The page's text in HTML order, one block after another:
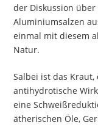
der Diskussion
Aluminiumsalzen
einmal mit diesem
Natur.
Salbei ist das
antihydrotische
eine
ätherischen Öle,